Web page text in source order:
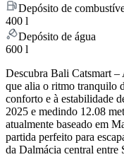
Depósito de
400 l
Depósito de água
600 l
Descubra Bali Catsmart –
que alia o ritmo tranquilo
conforto e à estabilidade
2025 e medindo 12.08
atualmente baseado em
partida perfeito para
da Dalmácia central entre